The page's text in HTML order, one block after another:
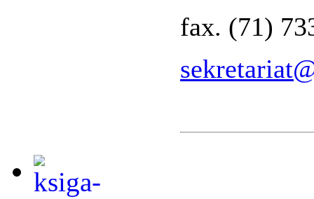
fax. (71)